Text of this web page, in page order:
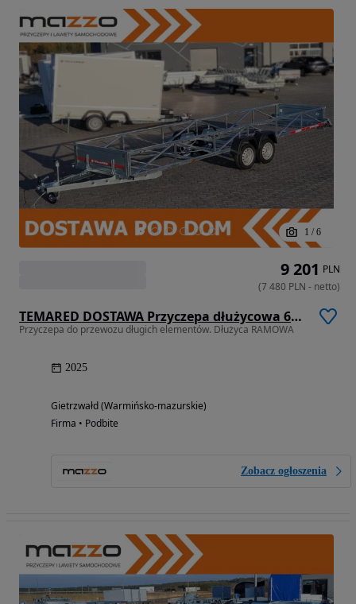
1 / 6
TEMARED DOSTAWA Przyczepa dłużycowa 606x122x40cm DMC 750kg na kategorię B
Przyczepa do przewozu długich elementów. Dłużyca RAMOWA
2025
Gietrzwałd (Warmińsko-mazurskie)
Firma • Podbite
Zobacz ogłoszenia
9 201 PLN
(7 480 PLN - netto)